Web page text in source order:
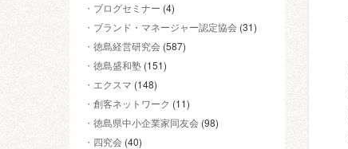
ブログセミナー (4)
ブランド・マネージャー認定協会 (31)
徳島経営研究会 (587)
徳島盛和塾 (151)
エクスマ (148)
創客ネットワーク (11)
徳島県中小企業家同友会 (98)
四究会 (40)